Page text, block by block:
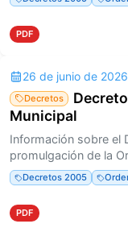
PDF
26 de junio de 2026
Decretos
Municipal
Información sobre el
promulgación de la
Decretos 2005
PDF